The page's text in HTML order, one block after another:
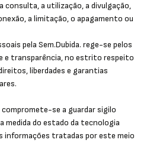
consulta, a utilização, a divulgação,
a limitação, o apagamento ou
pela Sem.Dubida. rege-se pelos
e transparência, no estrito respeito
liberdades e garantias
compromete-se a guardar sigilo
medida do estado da tecnologia
informações tratadas por este meio